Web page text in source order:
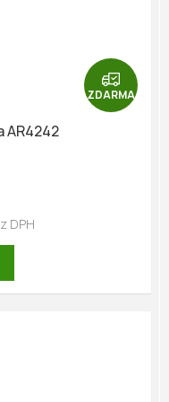
Z
D
A
ZDARMA
AR4242